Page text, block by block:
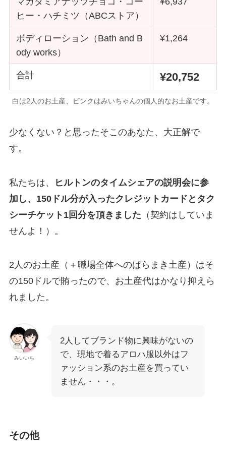
ヒー・ハチミツ（ABCストア）
ボディローション（Bath and B
ody works）
¥1,264
合計 ¥20,752
白は2人のお土産、ピンクはみいちゃんの個人的なお土産です。
少なくない？と思ったそこのあなた、大正解で
す。
私たちは、
ヒルトンのタイムシェアの説明会に参
加し、150ドル分が入ったクレジットカードとタク
シーチケット1回分を頂きました （契約はしていま
せんよ！）。
2人のお土産（＋職場全体へのばらまき土産）はそ
の150ドルで賄ったので、お土産代はかなり抑えら
れました。
みいいち
2人してブランド物に興味がないの
で、現地で着るアロハ服以外はフ
ァッション系のお土産を買ってい
ません・・・。
その他